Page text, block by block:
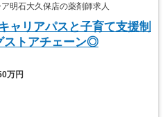
明石大久保店の薬剤師求人
ャリアパスと子育て支援制
ストアチェーン◎
万円